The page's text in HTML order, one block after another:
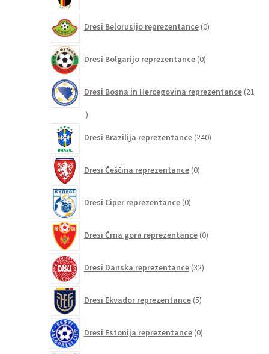
Dresi Belorusijo reprezentance 0izdelkov
Dresi Bolgarijo reprezentance 0izdelkov
Dresi Bosna in Hercegovina reprezentance 21
21
Dresi Brazilija reprezentance 240izdelkov
Dresi Češčina reprezentance 0izdelkov
Dresi Ciper reprezentance 0izdelkov
Dresi Črna gora reprezentance 0izdelkov
Dresi Danska reprezentance 32izdelkov
Dresi Ekvador reprezentance 5izdelkov
Dresi Estonija reprezentance 0izdelkov